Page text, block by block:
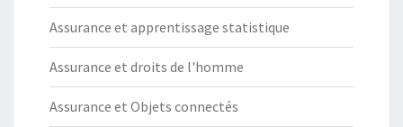
Assurance et apprentissage statistique
Assurance et droits de l'homme
Assurance et Objets connectés